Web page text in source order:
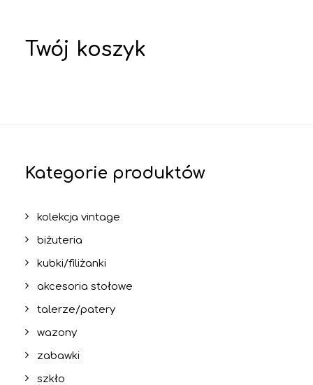
Twój koszyk
Kategorie produktów
kolekcja vintage
biżuteria
kubki/filiżanki
akcesoria stołowe
talerze/patery
wazony
zabawki
szkło